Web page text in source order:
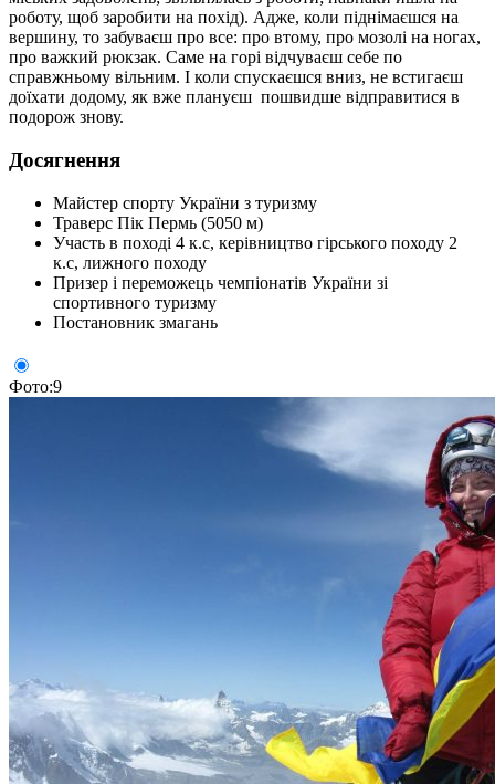
роботу, щоб заробити на похід). Адже, коли піднімаєшся на
вершину, то забуваєш про все: про втому, про мозолі на ногах,
про важкий рюкзак. Саме на горі відчуваєш себе по
справжньому вільним. І коли спускаєшся вниз, не встигаєш
доїхати додому, як вже плануєш пошвидше відправитися в
подорож знову.
Досягнення
Майстер спорту України з туризму
Траверс Пік Пермь (5050 м)
Участь в поході 4 к.с, керівництво гірського походу 2
к.с, лижного походу
Призер і переможець чемпіонатів України зі
спортивного туризму
Постановник змагань
Фото:9